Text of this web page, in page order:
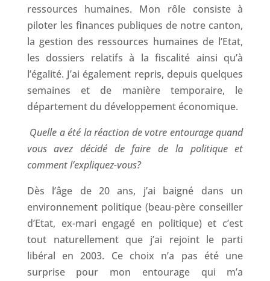
ressources humaines. Mon rôle consiste à
piloter les finances publiques de notre canton,
la gestion des ressources humaines de l’Etat,
les dossiers relatifs à la fiscalité ainsi qu’à
l’égalité. J’ai également repris, depuis quelques
semaines et de manière temporaire, le
département du développement économique.
Quelle a été la réaction de votre entourage quand
vous avez décidé de faire de la politique et
comment l’expliquez-vous?
Dès l’âge de 20 ans, j’ai baigné dans un
environnement politique (beau-père conseiller
d’Etat, ex-mari engagé en politique) et c’est
tout naturellement que j’ai rejoint le parti
libéral en 2003. Ce choix n’a pas été une
surprise pour mon entourage qui m’a